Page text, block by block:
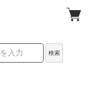
検索